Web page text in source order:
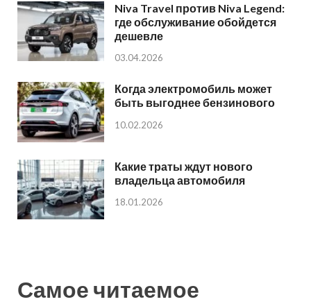
Niva Travel против Niva Legend:
где обслуживание обойдется
дешевле
03.04.2026
Когда электромобиль может
быть выгоднее бензинового
10.02.2026
Какие траты ждут нового
владельца автомобиля
18.01.2026
Самое читаемое